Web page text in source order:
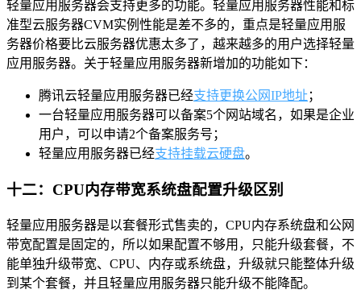
轻量应用服务器会支持更多的功能。轻量应用服务器性能和标
准型云服务器CVM实例性能是差不多的，重点是轻量应用服
务器价格要比云服务器优惠太多了，越来越多的用户选择轻量
应用服务器。关于轻量应用服务器新增加的功能如下：
腾讯云轻量应用服务器已经支持更换公网IP地址；
一台轻量应用服务器可以备案5个网站域名，如果是企业
用户，可以申请2个备案服务号；
轻量应用服务器已经支持挂载云硬盘。
十二：CPU内存带宽系统盘配置升级区别
轻量应用服务器是以套餐形式售卖的，CPU内存系统盘和公网
带宽配置是固定的，所以如果配置不够用，只能升级套餐，不
能单独升级带宽、CPU、内存或系统盘，升级就只能整体升级
到某个套餐，并且轻量应用服务器只能升级不能降配。